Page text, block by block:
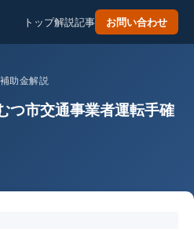
トップ解説記事 お問い合わせ
助金解説
つ市交通事業者運転手確